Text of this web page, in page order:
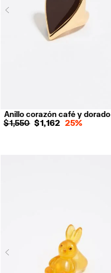
Previous
Anillo corazón café y dorado
$ 1,550 $ 1,162 25%
14 16 18